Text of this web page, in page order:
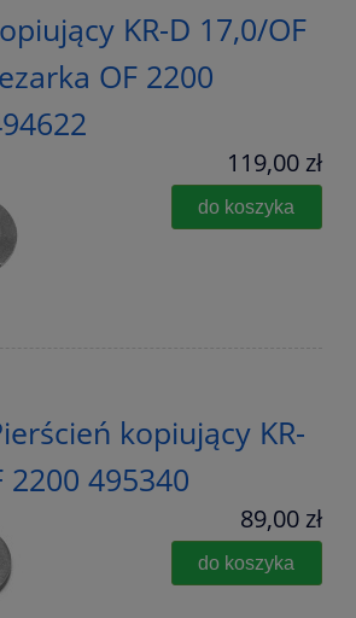
KR-D 17,0/OF
OF 2200
119,00 zł
do koszyka
kopiujący KR-
2200 495340
89,00 zł
do koszyka